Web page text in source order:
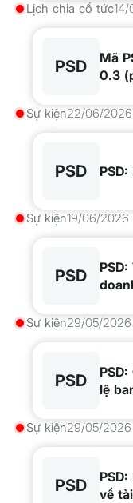
Lịch chia cổ tức
PSD
Mã
0.3
hiện
Sự kiện22/06/2026
PSD
Sự kiện19/06/2026
PSD
Sự kiện29/05/2026
PSD
lệ
Sự kiện29/05/2026
PSD
về